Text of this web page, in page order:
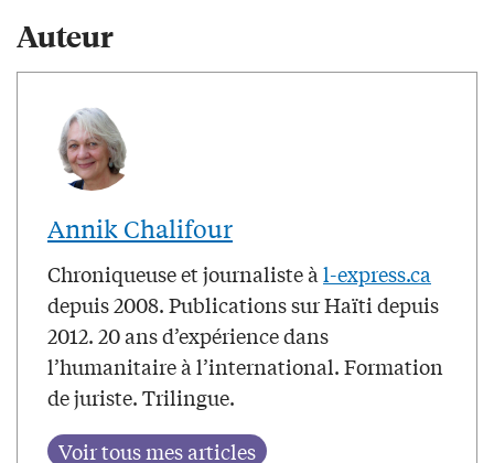
Auteur
Annik Chalifour
Chroniqueuse et journaliste àl-express.ca
depuis 2008. Publications sur Haïti depuis
2012. 20 ans d’expérience dans
l’humanitaire à l’international. Formation
de juriste. Trilingue.